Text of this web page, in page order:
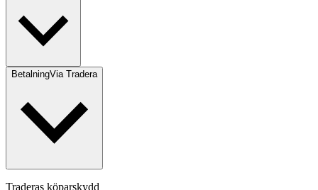
BetalningVia Tradera
Traderas köparskydd